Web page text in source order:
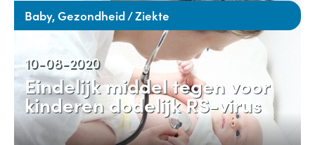
:
Baby, Gezondheid / Ziekte
10-08-2020
Eindelijk middel tegen voor
kinderen dodelijk RS-virus